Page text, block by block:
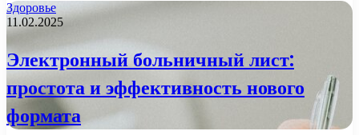
Здоровье
11.02.2025
Электронный больничный лист:
простота и эффективность нового
формата